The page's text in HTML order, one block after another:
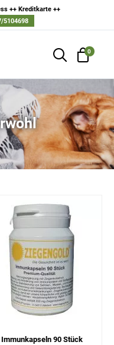
++ Kreditkarte ++
5104698
0
Immunkapseln 90 Stück